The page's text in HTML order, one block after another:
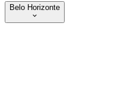
Belo Horizonte